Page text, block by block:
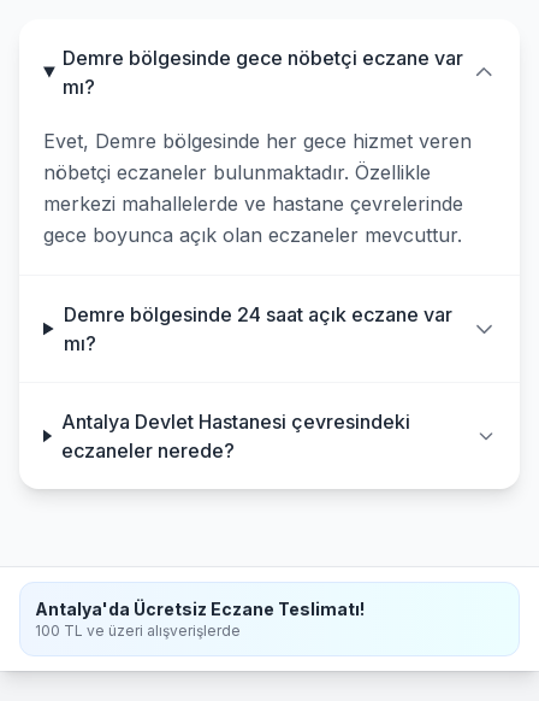
Demre bölgesinde gece nöbetçi eczane var
mı?
Evet, Demre bölgesinde her gece hizmet veren
nöbetçi eczaneler bulunmaktadır. Özellikle
merkezi mahallelerde ve hastane çevrelerinde
gece boyunca açık olan eczaneler mevcuttur.
Demre bölgesinde 24 saat açık eczane var
mı?
Antalya Devlet Hastanesi çevresindeki
eczaneler nerede?
Antalya'da Ücretsiz Eczane Teslimatı!
100 TL ve üzeri alışverişlerde